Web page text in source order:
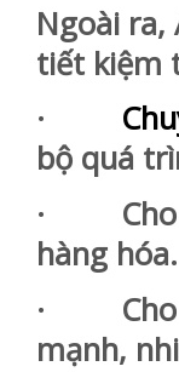
Ngoài ra,
tiết kiệm
·
bộ quá
· Cho
hàng hóa.
· Cho
mạnh,